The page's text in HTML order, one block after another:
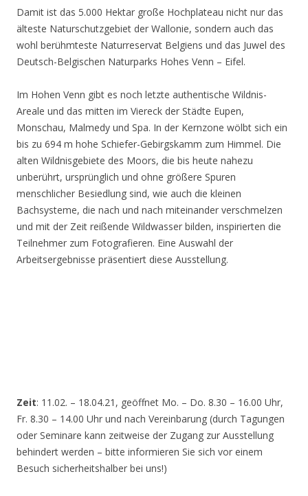
Damit ist das 5.000 Hektar große Hochplateau nicht nur das
älteste Naturschutzgebiet der Wallonie, sondern auch das
wohl berühmteste Naturreservat Belgiens und das Juwel des
Deutsch-Belgischen Naturparks Hohes Venn – Eifel.
Im Hohen Venn gibt es noch letzte authentische Wildnis-
Areale und das mitten im Viereck der Städte Eupen,
Monschau, Malmedy und Spa. In der Kernzone wölbt sich ein
bis zu 694 m hohe Schiefer-Gebirgskamm zum Himmel. Die
alten Wildnisgebiete des Moors, die bis heute nahezu
unberührt, ursprünglich und ohne größere Spuren
menschlicher Besiedlung sind, wie auch die kleinen
Bachsysteme, die nach und nach miteinander verschmelzen
und mit der Zeit reißende Wildwasser bilden, inspirierten die
Teilnehmer zum Fotografieren. Eine Auswahl der
Arbeitsergebnisse präsentiert diese Ausstellung.
Zeit: 11.02. – 18.04.21, geöffnet Mo. – Do. 8.30 – 16.00 Uhr,
Fr. 8.30 – 14.00 Uhr und nach Vereinbarung (durch Tagungen
oder Seminare kann zeitweise der Zugang zur Ausstellung
behindert werden – bitte informieren Sie sich vor einem
Besuch sicherheitshalber bei uns!)